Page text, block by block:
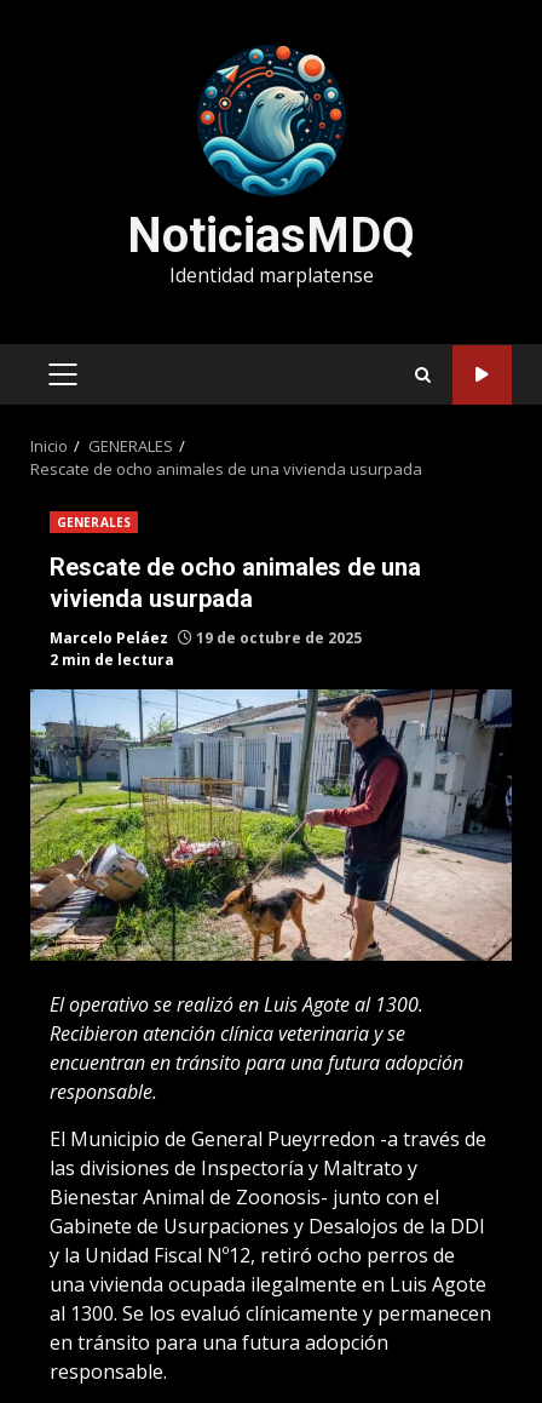
NoticiasMDQ
Identidad marplatense
MENÚ
Inicio
GENERALES
Rescate de ocho animales de una vivienda usurpada
GENERALES
Rescate de ocho animales de una
vivienda usurpada
Marcelo Peláez
19 de octubre de 2025
2 min de lectura
El operativo se realizó en Luis Agote al 1300.
Recibieron atención clínica veterinaria y se
encuentran en tránsito para una futura adopción
responsable.
El Municipio de General Pueyrredon -a través de
las divisiones de Inspectoría y Maltrato y
Bienestar Animal de Zoonosis- junto con el
Gabinete de Usurpaciones y Desalojos de la DDI
y la Unidad Fiscal Nº12, retiró ocho perros de
una vivienda ocupada ilegalmente en Luis Agote
al 1300. Se los evaluó clínicamente y permanecen
en tránsito para una futura adopción
responsable.